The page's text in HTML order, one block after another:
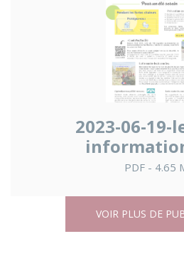
2023-06-19-
PDF - 4.65
VOIR PLUS DE